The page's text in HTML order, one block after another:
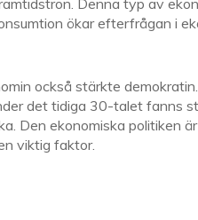
Denna typ av
ökar efterfrågan i
också stärkte
det tidiga 30-talet fanns
Den ekonomiska politiken
viktig faktor.